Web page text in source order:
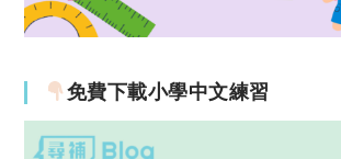
免費下載小學中文練習